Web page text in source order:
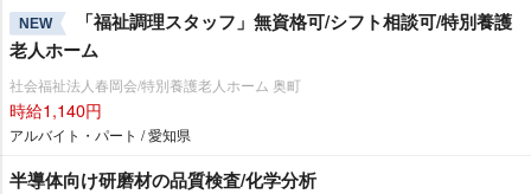
NEW
「福祉調理スタッフ」無資格可/シフト相談可/特別養護
老人ホーム
社会福祉法人春岡会/特別養護老人ホーム 奥町
時給1,140円
アルバイト・パート / 愛知県
半導体向け研磨材の品質検査/化学分析